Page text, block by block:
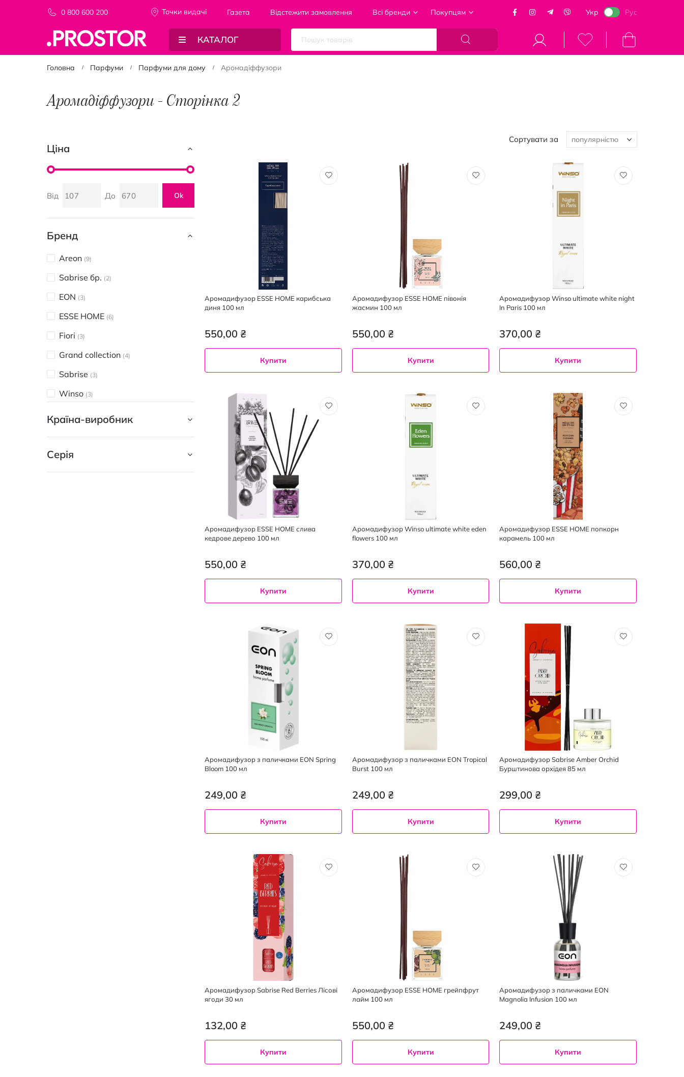
0 800 600 200 Точки видачi Газета Відстежити замовлення Всі бренди Покупцям Укр Рус
КАТАЛОГ Кошик
Головна Парфуми Парфуми для дому Аромадіффузори
Аромадіффузори - Сторінка 2
Сортувати за
Аромадифузор ESSE HOME карибська
диня 100 мл
550,00 ₴
Купити
Аромадифузор ESSE HOME півонія
жасмин 100 мл
550,00 ₴
Купити
Аромадифузор Winso ultimate white night
In Paris 100 мл
370,00 ₴
Купити
Аромадифузор ESSE HOME слива
кедрове дерево 100 мл
550,00 ₴
Купити
Аромадифузор Winso ultimate white eden
flowers 100 мл
370,00 ₴
Купити
Аромадифузор ESSE HOME попкорн
карамель 100 мл
560,00 ₴
Купити
Аромадифузор з паличками EON Spring
Bloom 100 мл
249,00 ₴
Купити
Аромадифузор з паличками EON Tropical
Burst 100 мл
249,00 ₴
Купити
Аромадифузор Sabrise Amber Orchid
Бурштинова орхідея 85 мл
299,00 ₴
Купити
Аромадифузор Sabrise Red Berries Лісові
ягоди 30 мл
132,00 ₴
Купити
Аромадифузор ESSE HOME грейпфрут
лайм 100 мл
550,00 ₴
Купити
Аромадифузор з паличками EON
Magnolia Infusion 100 мл
249,00 ₴
Купити
Ціна
Від До Ok
Бренд
Areon 9
Sabrise бр. 2
EON 3
ESSE HOME 6
Fiori 3
Grand collection 4
Sabrise 3
Winso 3
GORDANO PARFUMS
Країна-виробник
Серія